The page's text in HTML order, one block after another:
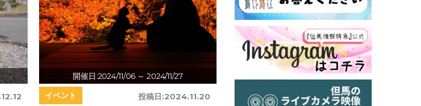
開催日:2024/11/06 ～ 2024/11/27
投稿日:2024.11.20
イベント